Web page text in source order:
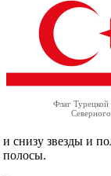
Флаг Турецкой
и снизу звезды и
полосы.